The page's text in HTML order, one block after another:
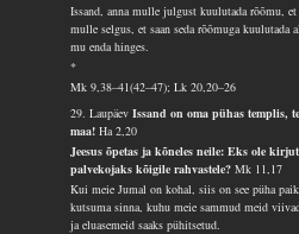
Issand, anna mulle julgust kuulutada rõõmu,
mulle selgus, et saan seda rõõmuga
mu enda hinges.
*
Mk 9,38–41(42–47); Lk 20,20–26
29. LaupäevIssand on oma pühas templis,
maa!Ha 2,20
Jeesus õpetas ja kõneles neile: Eks ole
palvekojaks kõigile rahvastele?Mk 11,17
Kui meie Jumal on kohal, siis on see püha
kutsuma sinna, kuhu meie sammud meid
ja eluasemeid saaks pühitsetud.